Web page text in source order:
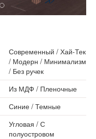
Современный / Хай-Тек
/ Модерн / Минимализм
/ Без ручек
Из МДФ / Пленочные
Синие/ Темные
Угловая / С
полуостровом